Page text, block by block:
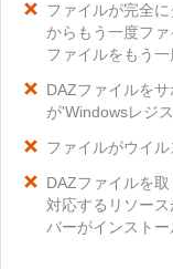
ファイルが完全
からもう一度フ
ファイルをもう一
DAZファイルを
が'Windowsレジ
ファイルがウイ
DAZファイルを
対応するリソー
バーがインストー